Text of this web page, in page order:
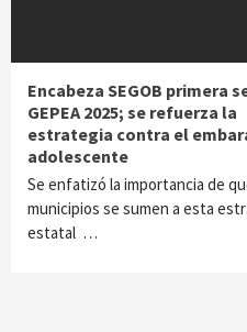
Encabeza SEGOB primera
GEPEA 2025; se refuerza la
estrategia contra el
adolescente
Se enfatizó la importancia de
municipios se sumen a esta
estatal …